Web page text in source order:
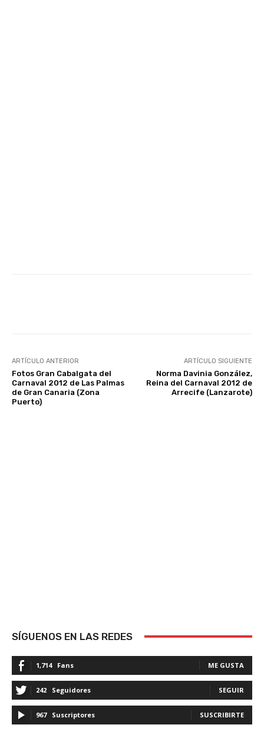
ARTÍCULO ANTERIOR
Fotos Gran Cabalgata del
Carnaval 2012 de Las Palmas
de Gran Canaria (Zona
Puerto)
ARTÍCULO SIGUIENTE
Norma Davinia González,
Reina del Carnaval 2012 de
Arrecife (Lanzarote)
SÍGUENOS EN LAS REDES
1,714 Fans ME GUSTA
242 Seguidores SEGUIR
967 Suscriptores SUSCRIBIRTE